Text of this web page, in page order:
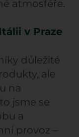
atmosféře.
v Praze
důležité
ale
na
jsme se
a
provoz –